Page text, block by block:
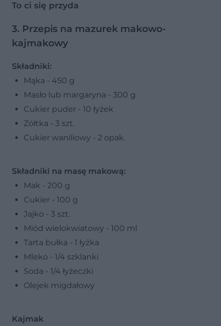
To ci się przyda
3. Przepis na mazurek makowo-
kajmakowy
Składniki:
Mąka - 450 g
Masło lub margaryna - 300 g
Cukier puder - 10 łyżek
Żółtka - 3 szt.
Cukier waniliowy - 2 opak.
Składniki na masę makową:
Mak - 200 g
Cukier - 100 g
Jajko - 3 szt.
Miód wielokwiatowy - 100 ml
Tarta bułka - 1 łyżka
Mleko - 1/4 szklanki
Soda - 1/4 łyżeczki
Olejek migdałowy
Kajmak